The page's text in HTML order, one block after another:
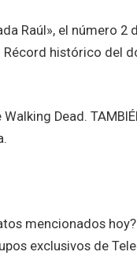
Raúl», el número 2
Récord histórico del
Dead.
mencionados
exclusivos de